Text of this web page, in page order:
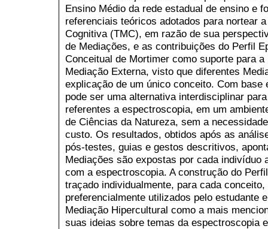
Ensino Médio da rede estadual de ensino e
referenciais teóricos adotados para nortear
Cognitiva (TMC), em razão de sua
de Mediações, e as contribuições do Perfil
Conceitual de Mortimer como suporte para
Mediação Externa, visto que diferentes
explicação de um único conceito. Com
pode ser uma alternativa interdisciplinar
referentes a espectroscopia, em um
de Ciências da Natureza, sem a
custo. Os resultados, obtidos após as
pós-testes, guias e gestos descritivos,
Mediações são expostas por cada indivíduo
com a espectroscopia. A construção do
traçado individualmente, para cada
preferencialmente utilizados pelo estudante
Mediação Hipercultural como a mais
suas ideias sobre temas da espectroscopia